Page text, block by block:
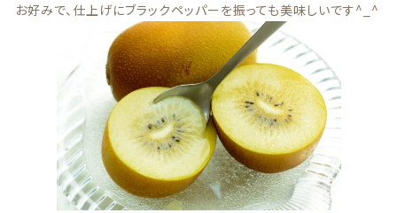
お好みで、仕上げにブラックペッパーを振っても美味しいです^_^